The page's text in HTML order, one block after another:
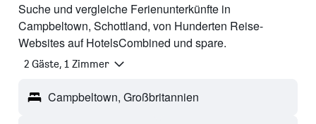
Suche und vergleiche Ferienunterkünfte in
Campbeltown, Schottland, von Hunderten Reise-
Websites auf HotelsCombined und spare.
2 Gäste, 1 Zimmer
Campbeltown, Großbritannien